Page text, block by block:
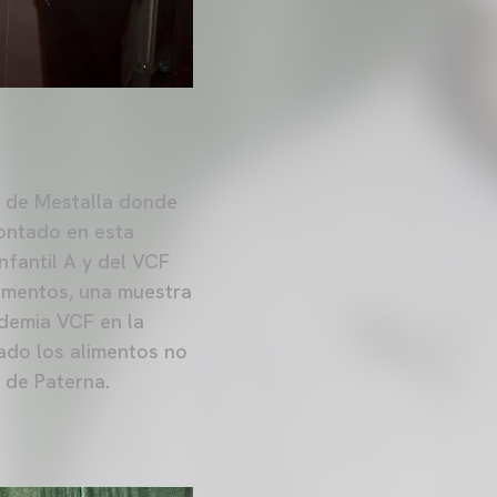
de Mestalla donde
en esta
A y del VCF
una muestra
VCF en la
los alimentos no
Paterna.